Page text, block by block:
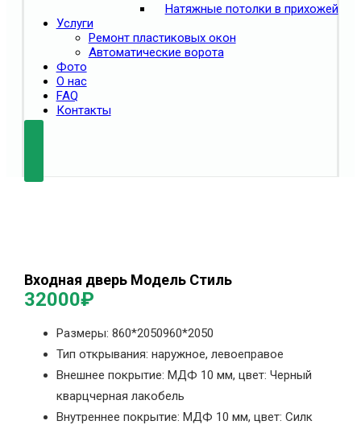
Натяжные потолки в прихожей
Услуги
Ремонт пластиковых окон
Автоматические ворота
Фото
О нас
FAQ
Контакты
Входная дверь Модель Стиль
32000₽
Размеры: 860*2050960*2050
Тип открывания: наружное, левоеправое
Внешнее покрытие: МДФ 10 мм, цвет: Черный
кварцчерная лакобель
Внутреннее покрытие: МДФ 10 мм, цвет: Силк